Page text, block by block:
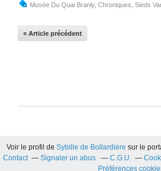
Musée Du Quai Branly, Chroniques Sieds
« Article précédent
Voir le profil deSybille de Bollardière sur le
Contact
Signaler un abus C.G.U.
Préférences